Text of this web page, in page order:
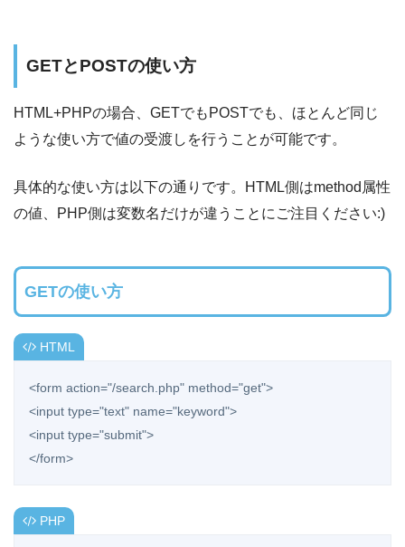
GETとPOSTの使い方
HTML+PHPの場合、GETでもPOSTでも、ほとんど同じ
ような使い方で値の受渡しを行うことが可能です。
具体的な使い方は以下の通りです。HTML側はmethod属性
の値、PHP側は変数名だけが違うことにご注目ください:)
GETの使い方
HTML
<form action="/search.php" method="get">
<input type="text" name="keyword">
<input type="submit">
</form>
PHP